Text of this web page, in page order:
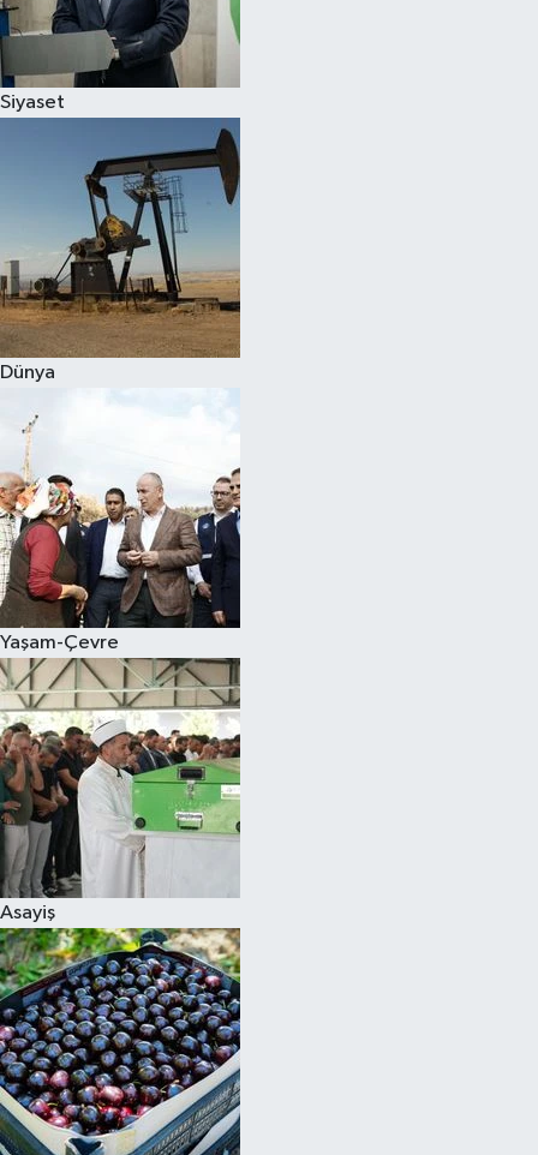
Siyaset
Dünya
Yaşam-Çevre
Asayiş
Spor
Çocuk
Eğitim
Hava Durumu
Kadın
Kültür Sanat
Sağlık
Siyaset
Teknoloji
Televizyon
Yaşam-Çevre